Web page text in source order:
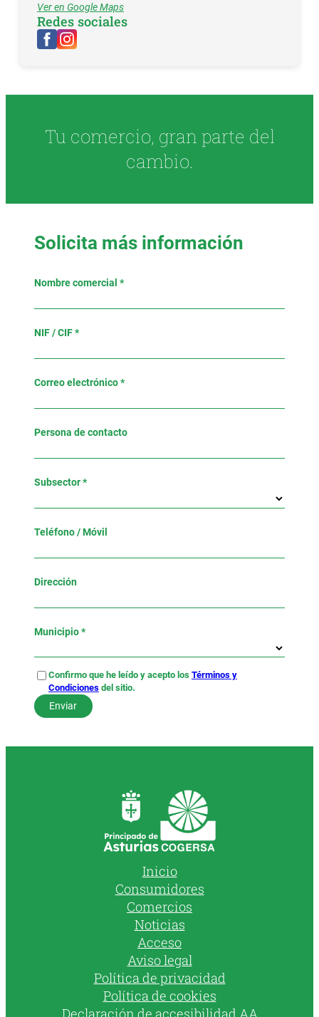
Ver en Google Maps
Redes sociales
Tu comercio, gran parte del
cambio.
Solicita más información
Nombre comercial *
NIF / CIF *
Correo electrónico *
Persona de contacto
Subsector *
Teléfono / Móvil
Dirección
Municipio *
Confirmo que he leído y acepto los Términos y
Condiciones del sitio.
Inicio
Consumidores
Comercios
Noticias
Acceso
Aviso legal
Política de privacidad
Política de cookies